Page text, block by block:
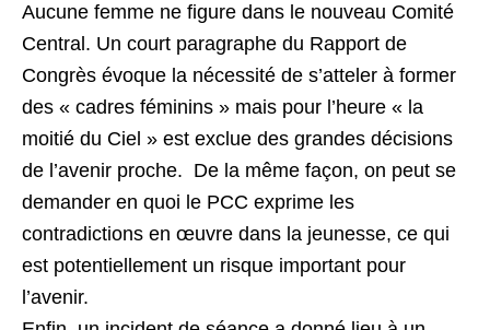
Aucune femme ne figure dans le nouveau Comité
Central. Un court paragraphe du Rapport de
Congrès évoque la nécessité de s’atteler à former
des « cadres féminins » mais pour l’heure « la
moitié du Ciel » est exclue des grandes décisions
de l’avenir proche. De la même façon, on peut se
demander en quoi le PCC exprime les
contradictions en œuvre dans la jeunesse, ce qui
est potentiellement un risque important pour
l’avenir.